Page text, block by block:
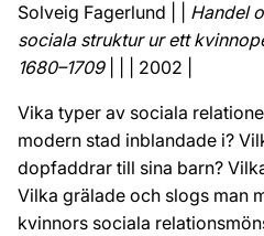
Solveig Fagerlund | | Handel
sociala struktur ur ett
1680–1709| | | 2002 |
Vika typer av sociala
modern stad inblandade i?
dopfaddrar till sina barn?
Vilka grälade och slogs man
kvinnors sociala